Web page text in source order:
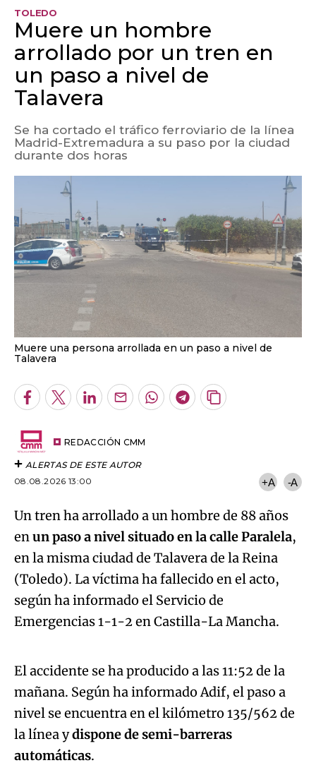
TOLEDO
Muere un hombre
arrollado por un tren en
un paso a nivel de
Talavera
Se ha cortado el tráfico ferroviario de la línea
Madrid-Extremadura a su paso por la ciudad
durante dos horas
Muere una persona arrollada en un paso a nivel de
Talavera
Facebook
TwitterLinkedInEnviarWhatsapp
Telegram
Copiar
REDACCIÓN CMM
ALERTAS DE ESTE AUTOR
08.08.2026 13:00
+A -A
Un tren ha arrollado a un hombre de 88 años
enun paso a nivel situado en la calle Paralela,
en la misma ciudad de Talavera de la Reina
(Toledo). La víctima ha fallecido en el acto,
según ha informado el Servicio de
Emergencias 1-1-2 en Castilla-La Mancha.
Algo salió mal.
Try again
El accidente se ha producido a las 11:52 de la
mañana. Según ha informado Adif, el paso a
nivel se encuentra en el kilómetro 135/562 de
la línea ydispone de semi-barreras
automáticas.